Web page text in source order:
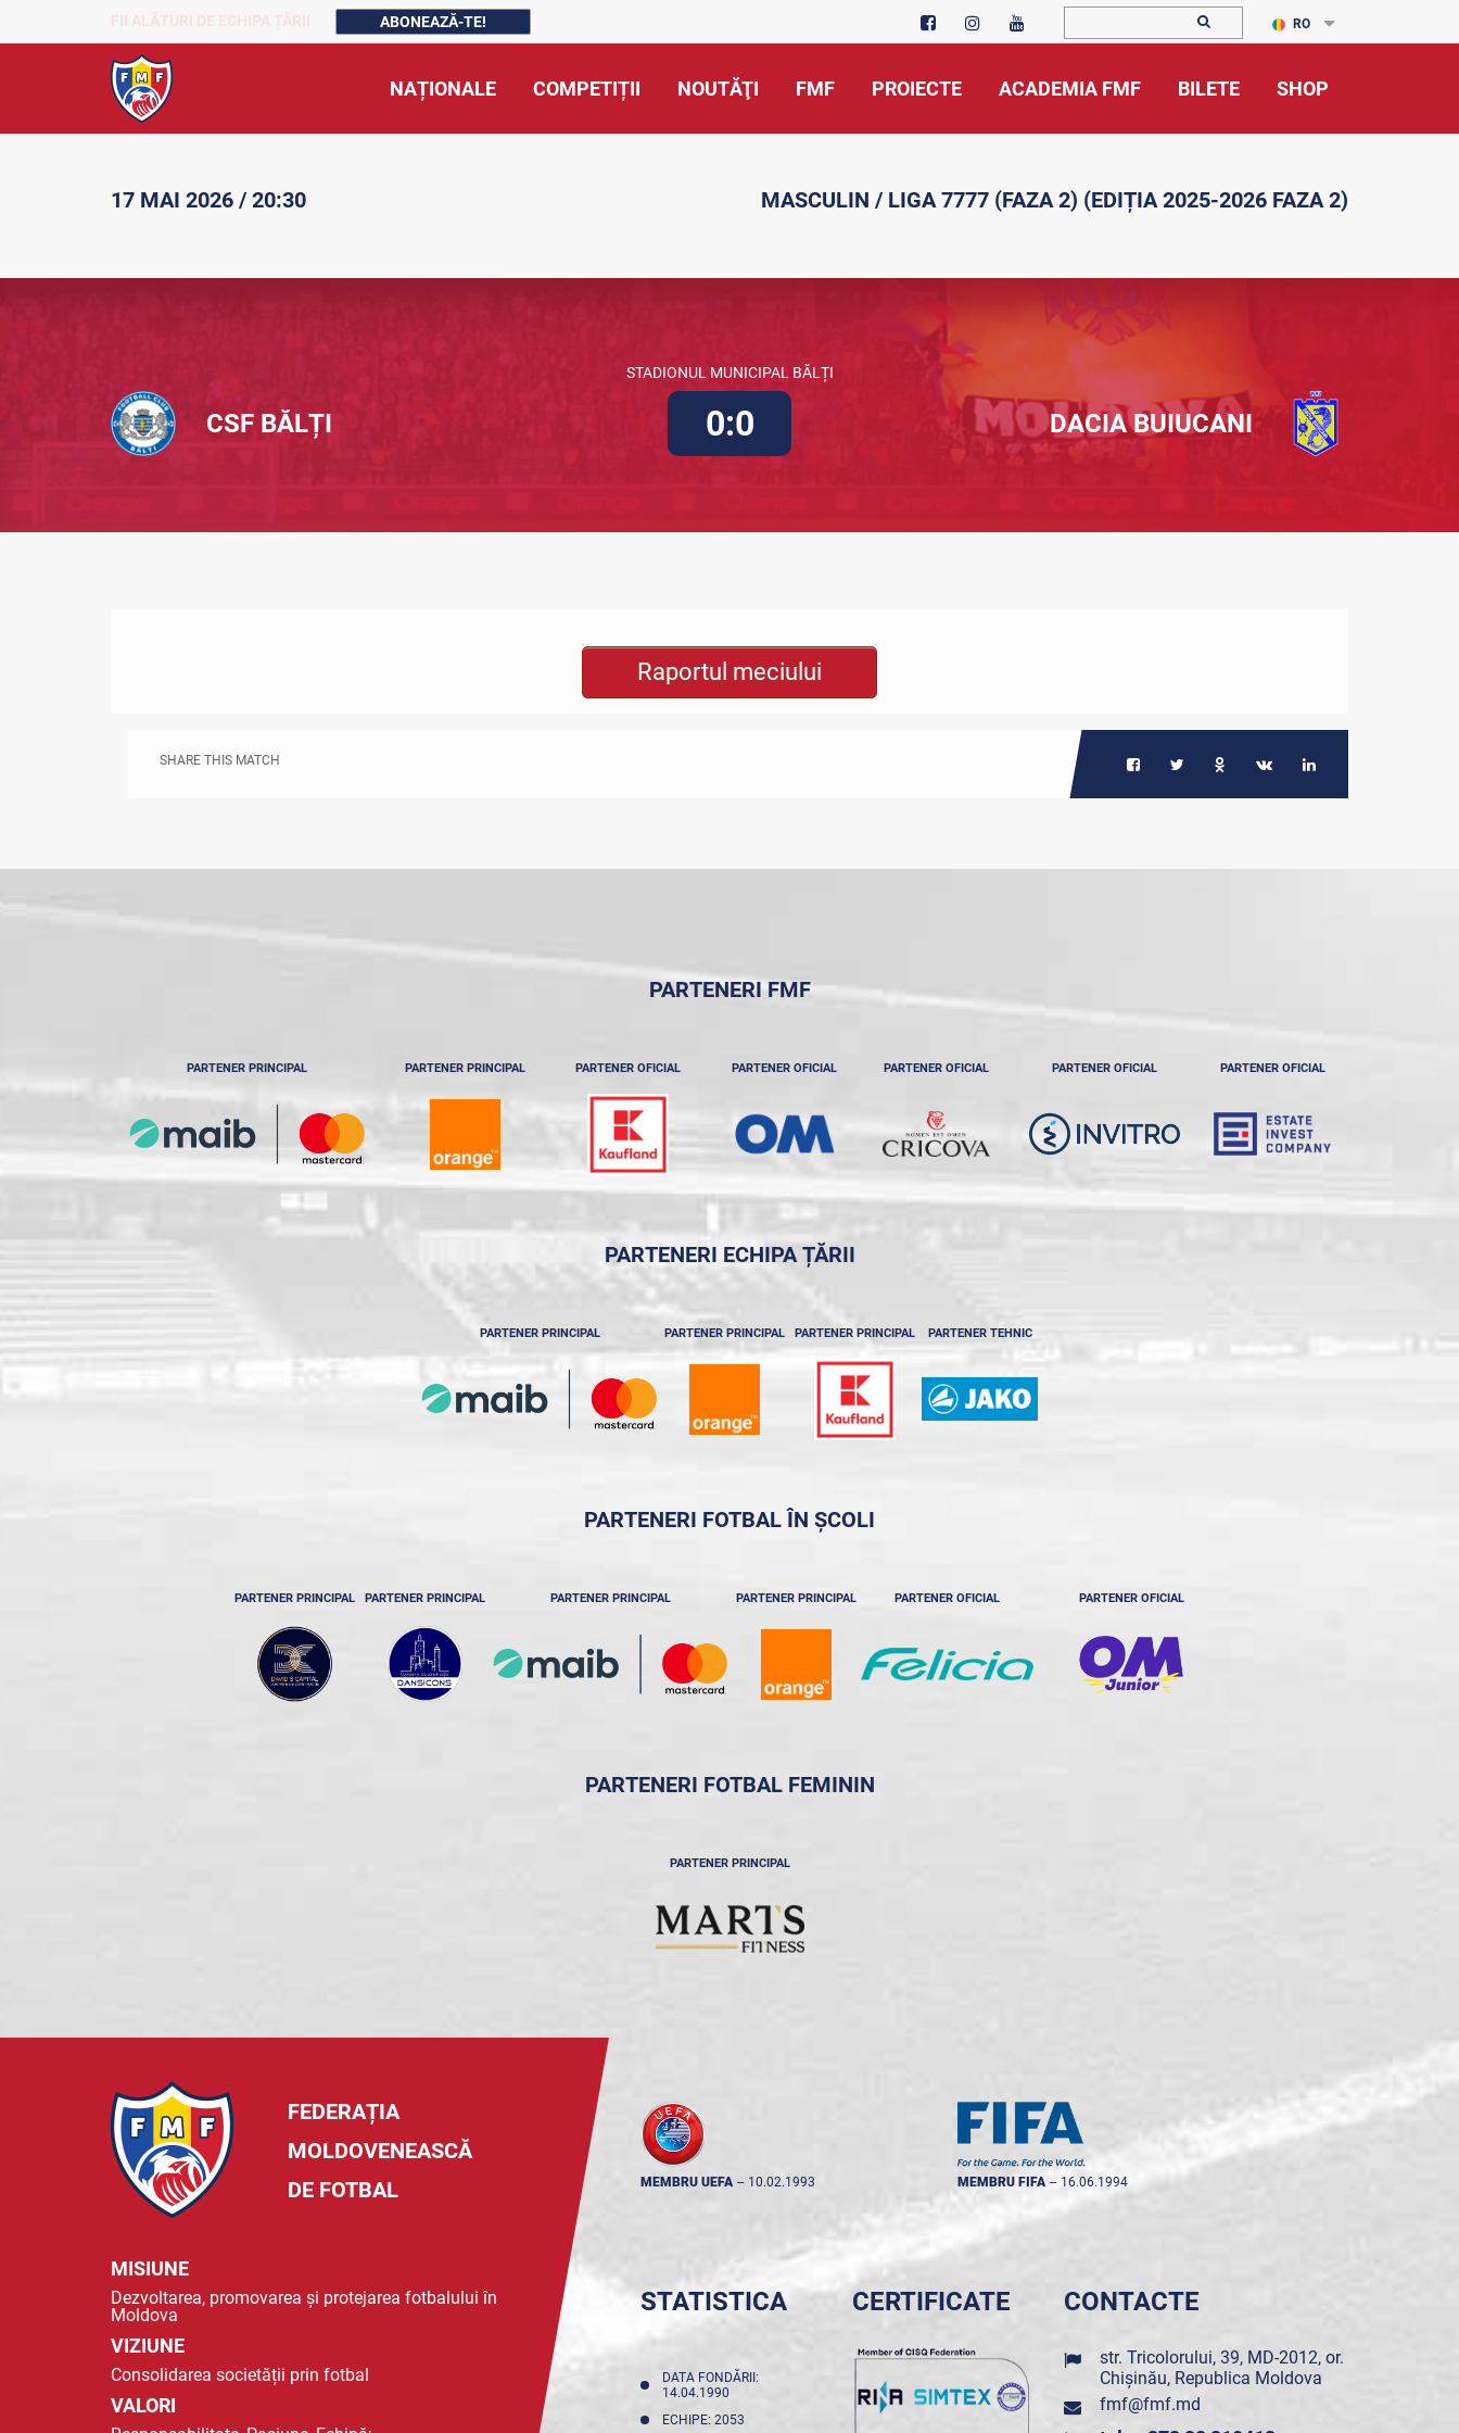
ABONEAZĂ-TE! RO
NAȚIONALE COMPETIȚII NOUTĂŢI FMF PROIECTE ACADEMIA FMF BILETE SHOP
17 MAI 2026 / 20:30 MASCULIN / LIGA 7777 (FAZA 2) (EDIȚIA 2025-2026 FAZA 2)
STADIONUL MUNICIPAL BĂLȚI
CSF BĂLȚI 0:0 DACIA BUIUCANI
Raportul meciului
SHARE THIS MATCH
PARTENERI FMF
PARTENER PRINCIPAL PARTENER PRINCIPAL PARTENER OFICIAL PARTENER OFICIAL PARTENER OFICIAL PARTENER OFICIAL PARTENER OFICIAL
PARTENERI ECHIPA ȚĂRII
PARTENER PRINCIPAL PARTENER PRINCIPAL PARTENER PRINCIPAL PARTENER TEHNIC
PARTENERI FOTBAL ÎN ȘCOLI
PARTENER PRINCIPAL PARTENER PRINCIPAL PARTENER PRINCIPAL PARTENER PRINCIPAL PARTENER OFICIAL PARTENER OFICIAL
PARTENERI FOTBAL FEMININ
PARTENER PRINCIPAL
FEDERAȚIA
MOLDOVENEASCĂ
DE FOTBAL
MISIUNE
Dezvoltarea, promovarea și protejarea fotbalului în
Moldova
VIZIUNE
Consolidarea societății prin fotbal
VALORI
MEMBRU UEFA -- 10.02.1993 MEMBRU FIFA -- 16.06.1994
STATISTICA
DATA FONDĂRII:
14.04.1990
ECHIPE: 2053
CERTIFICATE CONTACTE
str. Tricolorului, 39, MD-2012, or.
Chișinău, Republica Moldova
fmf@fmf.md